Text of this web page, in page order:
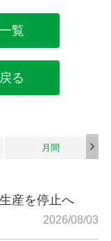
覧
る
月間
産を停止へ
2026/08/03